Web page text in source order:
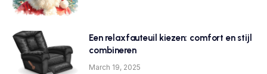
Een relaxfauteuil kiezen: comfort en stijl
combineren
March 19, 2025